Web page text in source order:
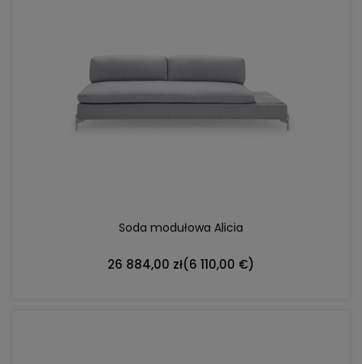
Soda modułowa Alicia
26 884,00 zł(6 110,00 €)